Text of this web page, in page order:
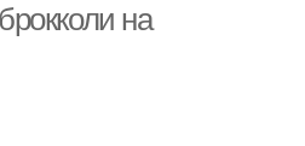
на